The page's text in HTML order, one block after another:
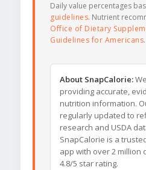
Daily value percentages
guidelines. Nutrient
Office of Dietary
Guidelines for Americans.
About SnapCalorie:
providing accurate,
nutrition information.
regularly updated to
research and USDA
SnapCalorie is a
app with over 2 million
4.8/5 star rating.